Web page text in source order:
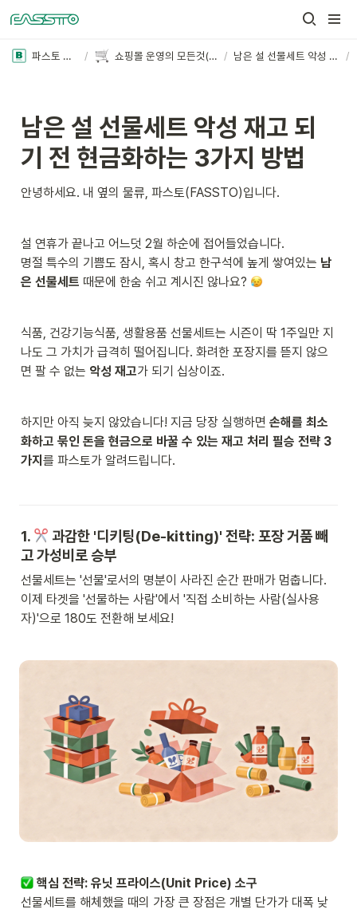
파스토 블로그 / 쇼핑몰 운영의 모든것(더보기+) / 남은 설 선물세트 악성 재고 되기 전 현금화하는 3가지 방법 /
남은 설 선물세트 악성 재고 되
기 전 현금화하는 3가지 방법
안녕하세요. 내 옆의 물류, 파스토(FASSTO)입니다.
설 연휴가 끝나고 어느덧 2월 하순에 접어들었습니다.
명절 특수의 기쁨도 잠시, 혹시 창고 한구석에 높게 쌓여있는 남
은 선물세트 때문에 한숨 쉬고 계시진 않나요?
식품, 건강기능식품, 생활용품 선물세트는 시즌이 딱 1주일만 지
나도 그 가치가 급격히 떨어집니다. 화려한 포장지를 뜯지 않으
면 팔 수 없는 악성 재고가 되기 십상이죠.
하지만 아직 늦지 않았습니다! 지금 당장 실행하면 손해를 최소
화하고 묶인 돈을 현금으로 바꿀 수 있는 재고 처리 필승 전략 3
가지 를 파스토가 알려드립니다.
1.
과감한 '디키팅(De-kitting)' 전략: 포장 거품 빼
고 가성비로 승부
선물세트는 '선물'로서의 명분이 사라진 순간 판매가 멈춥니다.
이제 타겟을 '선물하는 사람'에서 '직접 소비하는 사람(실사용
자)'으로 180도 전환해 보세요!
핵심 전략: 유닛 프라이스(Unit Price) 소구
선물세트를 해체했을 때의 가장 큰 장점은 개별 단가가 대폭 낮